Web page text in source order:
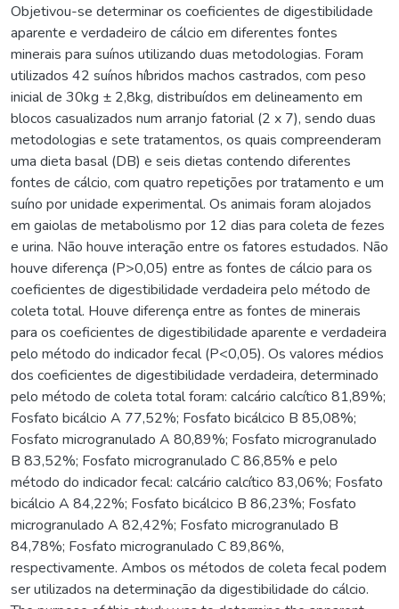
Objetivou-se determinar os coeficientes de digestibilidade
aparente e verdadeiro de cálcio em diferentes fontes
minerais para suínos utilizando duas metodologias. Foram
utilizados 42 suínos híbridos machos castrados, com peso
inicial de 30kg ± 2,8kg, distribuídos em delineamento em
blocos casualizados num arranjo fatorial (2 x 7), sendo duas
metodologias e sete tratamentos, os quais compreenderam
uma dieta basal (DB) e seis dietas contendo diferentes
fontes de cálcio, com quatro repetições por tratamento e um
suíno por unidade experimental. Os animais foram alojados
em gaiolas de metabolismo por 12 dias para coleta de fezes
e urina. Não houve interação entre os fatores estudados. Não
houve diferença (P>0,05) entre as fontes de cálcio para os
coeficientes de digestibilidade verdadeira pelo método de
coleta total. Houve diferença entre as fontes de minerais
para os coeficientes de digestibilidade aparente e verdadeira
pelo método do indicador fecal (P<0,05). Os valores médios
dos coeficientes de digestibilidade verdadeira, determinado
pelo método de coleta total foram: calcário calcítico 81,89%;
Fosfato bicálcio A 77,52%; Fosfato bicálcico B 85,08%;
Fosfato microgranulado A 80,89%; Fosfato microgranulado
B 83,52%; Fosfato microgranulado C 86,85% e pelo
método do indicador fecal: calcário calcítico 83,06%; Fosfato
bicálcio A 84,22%; Fosfato bicálcico B 86,23%; Fosfato
microgranulado A 82,42%; Fosfato microgranulado B
84,78%; Fosfato microgranulado C 89,86%,
respectivamente. Ambos os métodos de coleta fecal podem
ser utilizados na determinação da digestibilidade do cálcio.